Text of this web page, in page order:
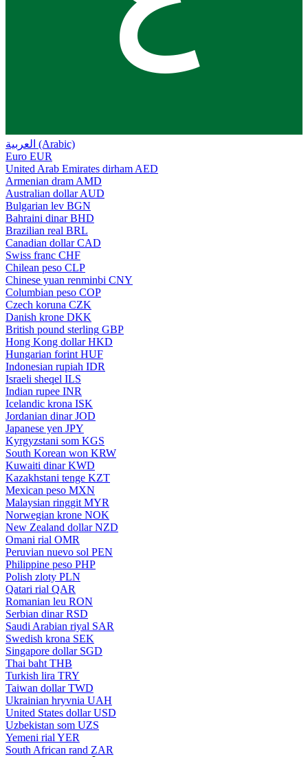
العربية (Arabic)
Euro EUR
United Arab Emirates dirham AED
Armenian dram AMD
Australian dollar AUD
Bulgarian lev BGN
Bahraini dinar BHD
Brazilian real BRL
Canadian dollar CAD
Swiss franc CHF
Chilean peso CLP
Chinese yuan renminbi CNY
Columbian peso COP
Czech koruna CZK
Danish krone DKK
British pound sterling GBP
Hong Kong dollar HKD
Hungarian forint HUF
Indonesian rupiah IDR
Israeli sheqel ILS
Indian rupee INR
Icelandic krona ISK
Jordanian dinar JOD
Japanese yen JPY
Kyrgyzstani som KGS
South Korean won KRW
Kuwaiti dinar KWD
Kazakhstani tenge KZT
Mexican peso MXN
Malaysian ringgit MYR
Norwegian krone NOK
New Zealand dollar NZD
Omani rial OMR
Peruvian nuevo sol PEN
Philippine peso PHP
Polish zloty PLN
Qatari rial QAR
Romanian leu RON
Serbian dinar RSD
Saudi Arabian riyal SAR
Swedish krona SEK
Singapore dollar SGD
Thai baht THB
Turkish lira TRY
Taiwan dollar TWD
Ukrainian hryvnia UAH
United States dollar USD
Uzbekistan som UZS
Yemeni rial YER
South African rand ZAR